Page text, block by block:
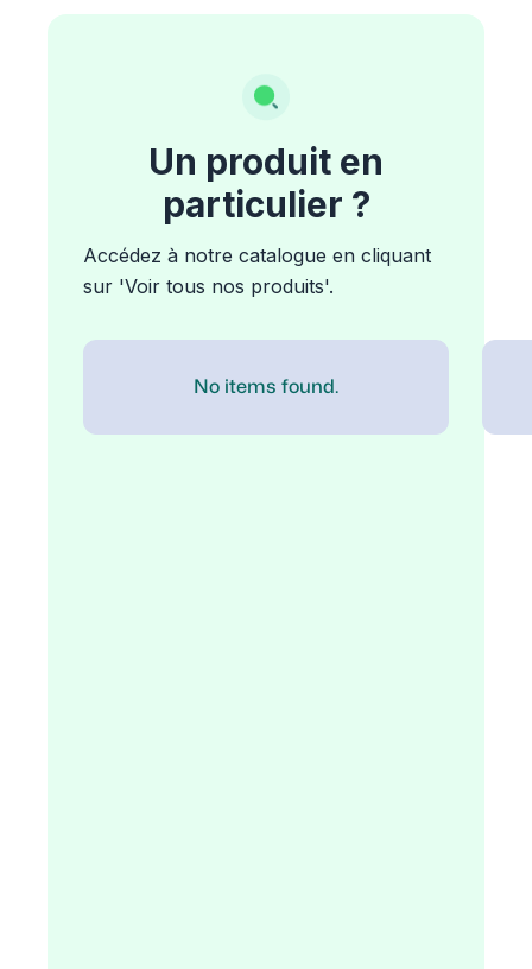
Un produit en
particulier ?
Accédez à notre catalogue en cliquant
sur 'Voir tous nos produits'.
No items found.